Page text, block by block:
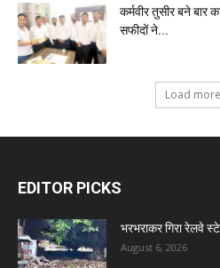
कर्मवीर तुसीर बने बार
सफीदों ने...
Load more
EDITOR PICKS
भरभराकर गिरा रेलवे
August 6, 2026